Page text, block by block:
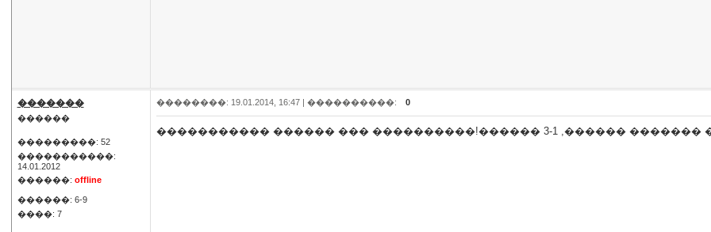
�������
������
���������: 52
�����������:
14.01.2012
������: offline
������: 6-9
����: 7
��������: 19.01.2014, 16:47 | ����������: 0
����������� ������ ��� ����������!������ 3-1 ,������ �������